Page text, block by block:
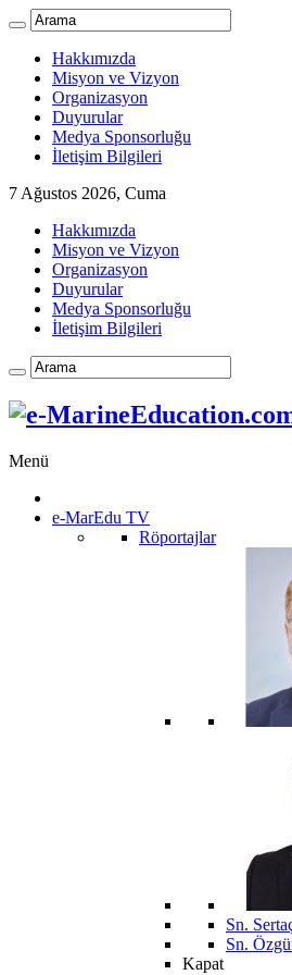
Hakkımızda
Misyon ve Vizyon
Organizasyon
Duyurular
Medya Sponsorluğu
İletişim Bilgileri
7 Ağustos 2026, Cuma
Hakkımızda
Misyon ve Vizyon
Organizasyon
Duyurular
Medya Sponsorluğu
İletişim Bilgileri
Menü
e-MarEdu TV
Röportajlar
Sn.
Sn.
Kapat